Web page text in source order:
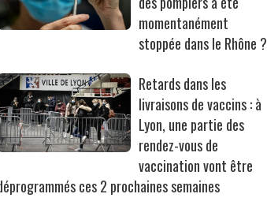
momentanément
stoppée dans le Rhône ?
Retards dans les
livraisons de vaccins : à
Lyon, une partie des
rendez-vous de
vaccination vont être
ces 2 prochaines semaines